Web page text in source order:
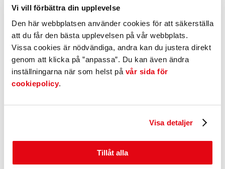
Vi vill förbättra din upplevelse
Den här webbplatsen använder cookies för att säkerställa
att du får den bästa upplevelsen på vår webbplats.
Vissa cookies är nödvändiga, andra kan du justera direkt
genom att klicka på ”anpassa”. Du kan även ändra
inställningarna när som helst på vår sida för
cookiepolicy.
Visa detaljer
Tillåt alla
vi presenterar och samtalar om de betyg kommunens företag har gett
läget så finns självklart möjligheten att delta digitalt.
Anmäl dig senast den 26 maj, länk till mötet skickas ut en
Teamslänk ett par dagar före mötet.
Digitalt tid för mötet är 09:15-10:30
Maxantal på plats är 20 personer, så det är först till kvarn som gäller.
Se fler kalendrar